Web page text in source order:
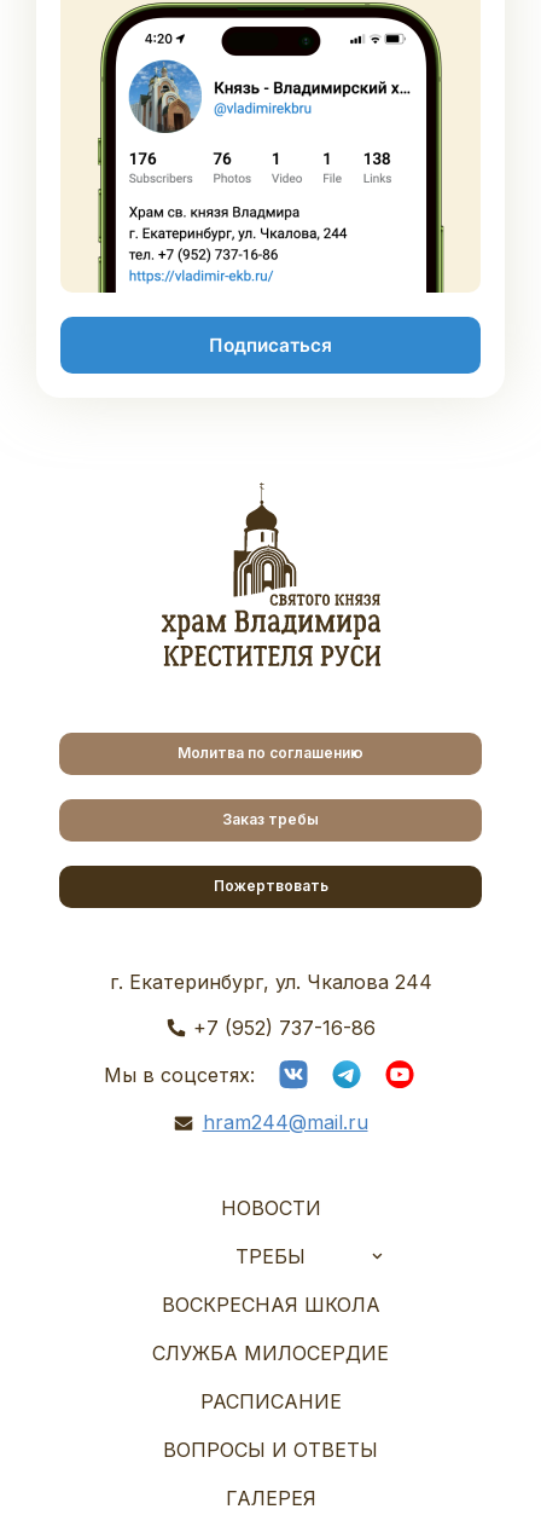
Подписаться
Молитва по соглашению
Заказ требы
Пожертвовать
г. Екатеринбург, ул. Чкалова 244
+7 (952) 737-16-86
Мы в соцсетях:
hram244@mail.ru
НОВОСТИ
ТРЕБЫ
ВОСКРЕСНАЯ ШКОЛА
СЛУЖБА МИЛОСЕРДИЕ
РАСПИСАНИЕ
ВОПРОСЫ И ОТВЕТЫ
ГАЛЕРЕЯ